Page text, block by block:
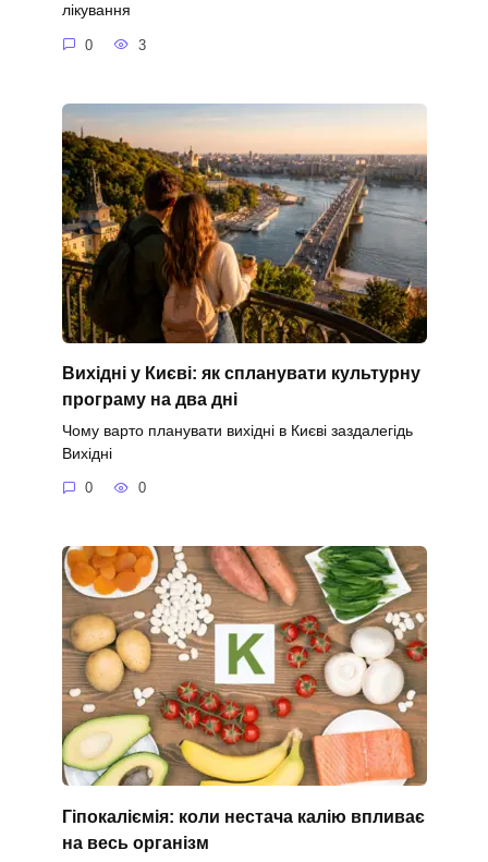
лікування
0 3
Вихідні у Києві: як спланувати культурну
програму на два дні
Чому варто планувати вихідні в Києві заздалегідь
Вихідні
0 0
Гіпокаліємія: коли нестача калію впливає
на весь організм